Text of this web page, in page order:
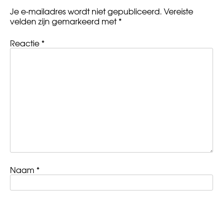
Je e-mailadres wordt niet gepubliceerd. Vereiste
velden zijn gemarkeerd met*
Reactie *
Naam *